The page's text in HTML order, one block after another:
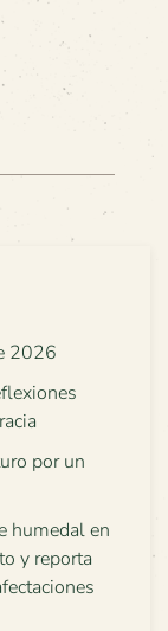
2026
por un
humedal en
y reporta